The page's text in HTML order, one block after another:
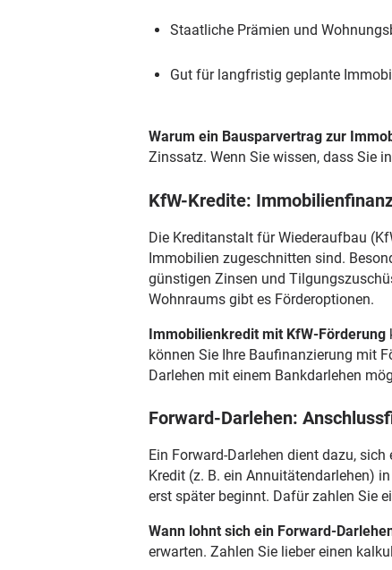
Staatliche Prämien und
Gut für langfristig geplante
Warum ein Bausparvertrag zur
Zinssatz. Wenn Sie wissen, dass Sie
KfW-Kredite:
Die Kreditanstalt für Wiederaufbau
Immobilien zugeschnitten sind.
günstigen Zinsen und
Wohnraums gibt es Förderoptionen.
Immobilienkredit mit KfW-Förderung
können Sie Ihre Baufinanzierung mit
Darlehen mit einem Bankdarlehen
Forward-Darlehen:
Ein Forward-Darlehen dient dazu,
Kredit (z. B. ein Annuitätendarlehen)
erst später beginnt. Dafür zahlen Sie
Wann lohnt sich ein Forward-
erwarten. Zahlen Sie lieber einen